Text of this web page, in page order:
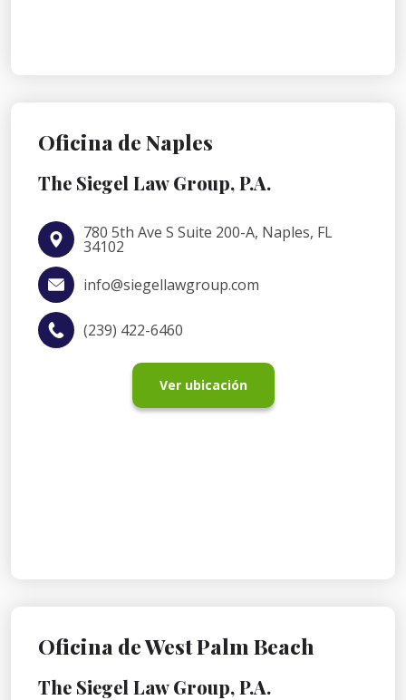
Oficina de Naples
The Siegel Law Group, P.A.
780 5th Ave S Suite 200-A, Naples, FL
34102
info@siegellawgroup.com
(239) 422-6460
Ver ubicación
Oficina de West Palm Beach
The Siegel Law Group, P.A.